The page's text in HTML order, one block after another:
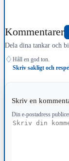
Kommentarer
Dela dina tankar och
♢ Håll en god ton.
Skriv sakligt och
Skriv en
Din e-postadress
Kommentar